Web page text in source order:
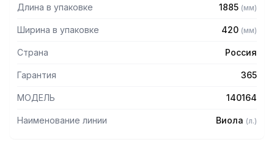
Длина в упаковке 1885 (мм)
Ширина в упаковке 420 (мм)
Страна Россия
Гарантия 365
МОДЕЛЬ 140164
Наименование линии Виола (л.)